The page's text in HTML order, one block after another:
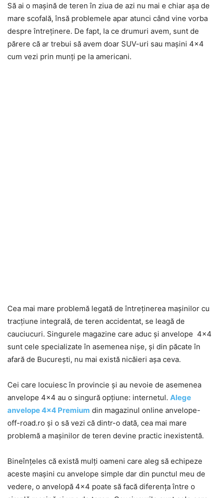
Să ai o mașină de teren în ziua de azi nu mai e chiar așa de
mare scofală, însă problemele apar atunci când vine vorba
despre întreținere. De fapt, la ce drumuri avem, sunt de
părere că ar trebui să avem doar SUV-uri sau mașini 4×4
cum vezi prin munți pe la americani.
Cea mai mare problemă legată de întreținerea mașinilor cu
tracțiune integrală, de teren accidentat, se leagă de
cauciucuri. Singurele magazine care aduc și anvelope 4×4
sunt cele specializate în asemenea nișe, și din păcate în
afară de București, nu mai există nicăieri așa ceva.
Cei care locuiesc în provincie și au nevoie de asemenea
anvelope 4×4 au o singură opțiune: internetul. Alege
anvelope 4×4 Premium din magazinul online anvelope-
off-road.ro și o să vezi că dintr-o dată, cea mai mare
problemă a mașinilor de teren devine practic inexistentă.
Bineînțeles că există mulți oameni care aleg să echipeze
aceste mașini cu anvelope simple dar din punctul meu de
vedere, o anvelopă 4×4 poate să facă diferența între o